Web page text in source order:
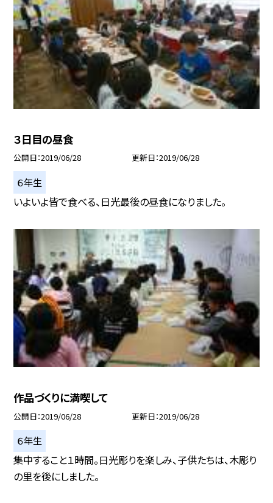
３日目の昼食
公開日 2019/06/28 更新日 2019/06/28
６年生
いよいよ皆で食べる、日光最後の昼食になりました。
作品づくりに満喫して
公開日 2019/06/28 更新日 2019/06/28
６年生
集中すること１時間。日光彫りを楽しみ、子供たちは、木彫り
の里を後にしました。